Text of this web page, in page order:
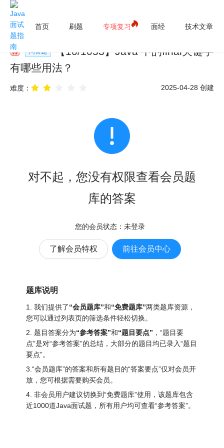
首页 刷题 专项复习 面经 技术文章
问答题 【 10/1053 】 Java 中的final关键字
有哪些用法？
难度： 2025-04-28 创建
对不起，您没有权限查看会员题
库的答案
您的会员状态： 未登录
了解会员特权 前往会员中心
题库说明
1. 我们提供了“会员题库”和“免费题库”两类题库资源，
您可以通过列表页的筛选条件轻松切换。
2. 题目答案分为“参考答案”和“题目要点” ，“题目要
点”是对“参考答案”的总结，大部分的题目均已录入“题目
要点”。
3.“会员题库”的答案和所有题目的“答案要点”仅对会员开
放，您可根据需要购买会员。
4. 非会员用户建议切换到“免费题库”使用，该题库包含
近1000道Java面试题 ，所有用户均可查看“参考答案”。